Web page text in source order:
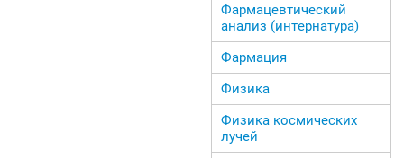
Фармацевтический
анализ (интернатура)
Фармация
Физика
Физика космических
лучей